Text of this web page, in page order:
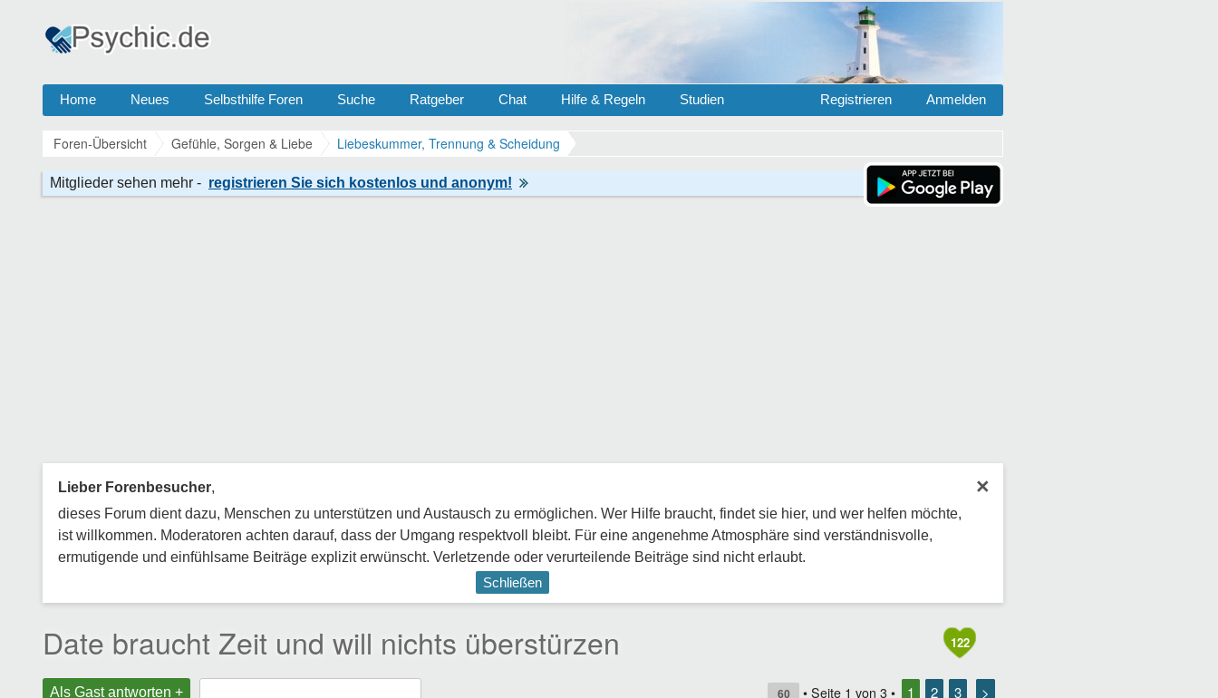
Home Neues Selbsthilfe Foren Suche Ratgeber Chat Hilfe & Regeln Studien Anmelden
Registrieren
Foren-Übersicht Gefühle, Sorgen & Liebe Liebeskummer, Trennung & Scheidung
×
Lieber Forenbesucher,
dieses Forum dient dazu, Menschen zu unterstützen und Austausch zu ermöglichen. Wer Hilfe braucht, findet sie hier, und wer helfen möchte,
ist willkommen. Moderatoren achten darauf, dass der Umgang respektvoll bleibt. Für eine angenehme Atmosphäre sind verständnisvolle,
ermutigende und einfühlsame Beiträge explizit erwünscht. Verletzende oder verurteilende Beiträge sind nicht erlaubt.
Schließen
122
Date braucht Zeit und will nichts überstürzen
Als Gast antworten + 60 • Seite 1 von 3 • 1 2 3 >